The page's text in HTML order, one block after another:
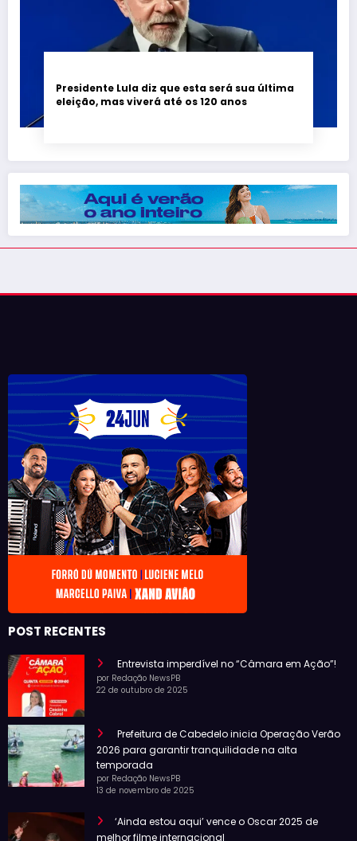
Presidente Lula diz que esta será sua última
eleição, mas viverá até os 120 anos
POST RECENTES
Entrevista imperdível no “Câmara em Ação”!
por Redação NewsPB
22 de outubro de 2025
Prefeitura de Cabedelo inicia Operação Verão
2026 para garantir tranquilidade na alta
temporada
por Redação NewsPB
13 de novembro de 2025
‘Ainda estou aqui’ vence o Oscar 2025 de
melhor filme internacional